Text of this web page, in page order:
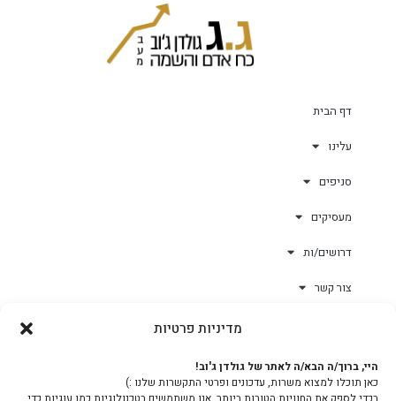
מדיניות פרטיות
היי, ברוך/ה הבא/ה לאתר של גולדן ג'וב!
כאן תוכלו למצוא משרות, עדכונים ופרטי התקשרות שלנו :)
דף הבית
עלינו
סניפים
מעסיקים
דרושים/ות
צור קשר
צוות